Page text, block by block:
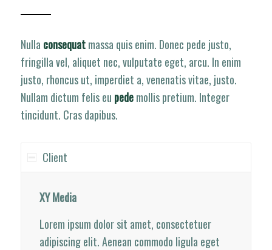
Nulla consequatmassa quis enim. Donec pede justo,
fringilla vel, aliquet nec, vulputate eget, arcu. In enim
justo, rhoncus ut, imperdiet a, venenatis vitae, justo.
Nullam dictum felis eu pedemollis pretium. Integer
tincidunt. Cras dapibus.
Client
XY Media
Lorem ipsum dolor sit amet, consectetuer
adipiscing elit. Aenean commodo ligula eget